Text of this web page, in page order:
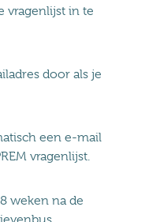
vragenlijst in te
door als je
een e-mail
vragenlijst.
weken na de